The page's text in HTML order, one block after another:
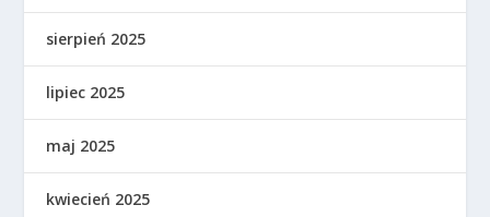
sierpień 2025
lipiec 2025
maj 2025
kwiecień 2025